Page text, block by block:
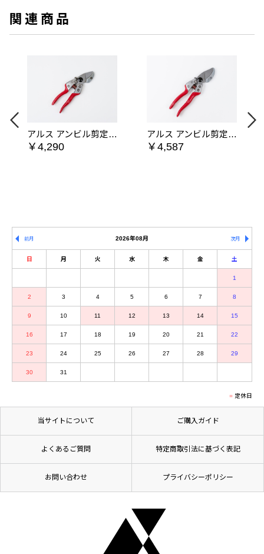
関連商品
アルス アンビル剪定鋏 VA-7Z
￥4,290
アルス アンビル剪定鋏 VA-8Z
￥4,587
2026年08月
前月 次月
日 月 火 水 木 金 土
1
2 3 4 5 6 7 8
9 10 11 12 13 14 15
16 17 18 19 20 21 22
23 24 25 26 27 28 29
30 31
定休日
当サイトについて ご購入ガイド
よくあるご質問 特定商取引法に基づく表記
お問い合わせ プライバシーポリシー